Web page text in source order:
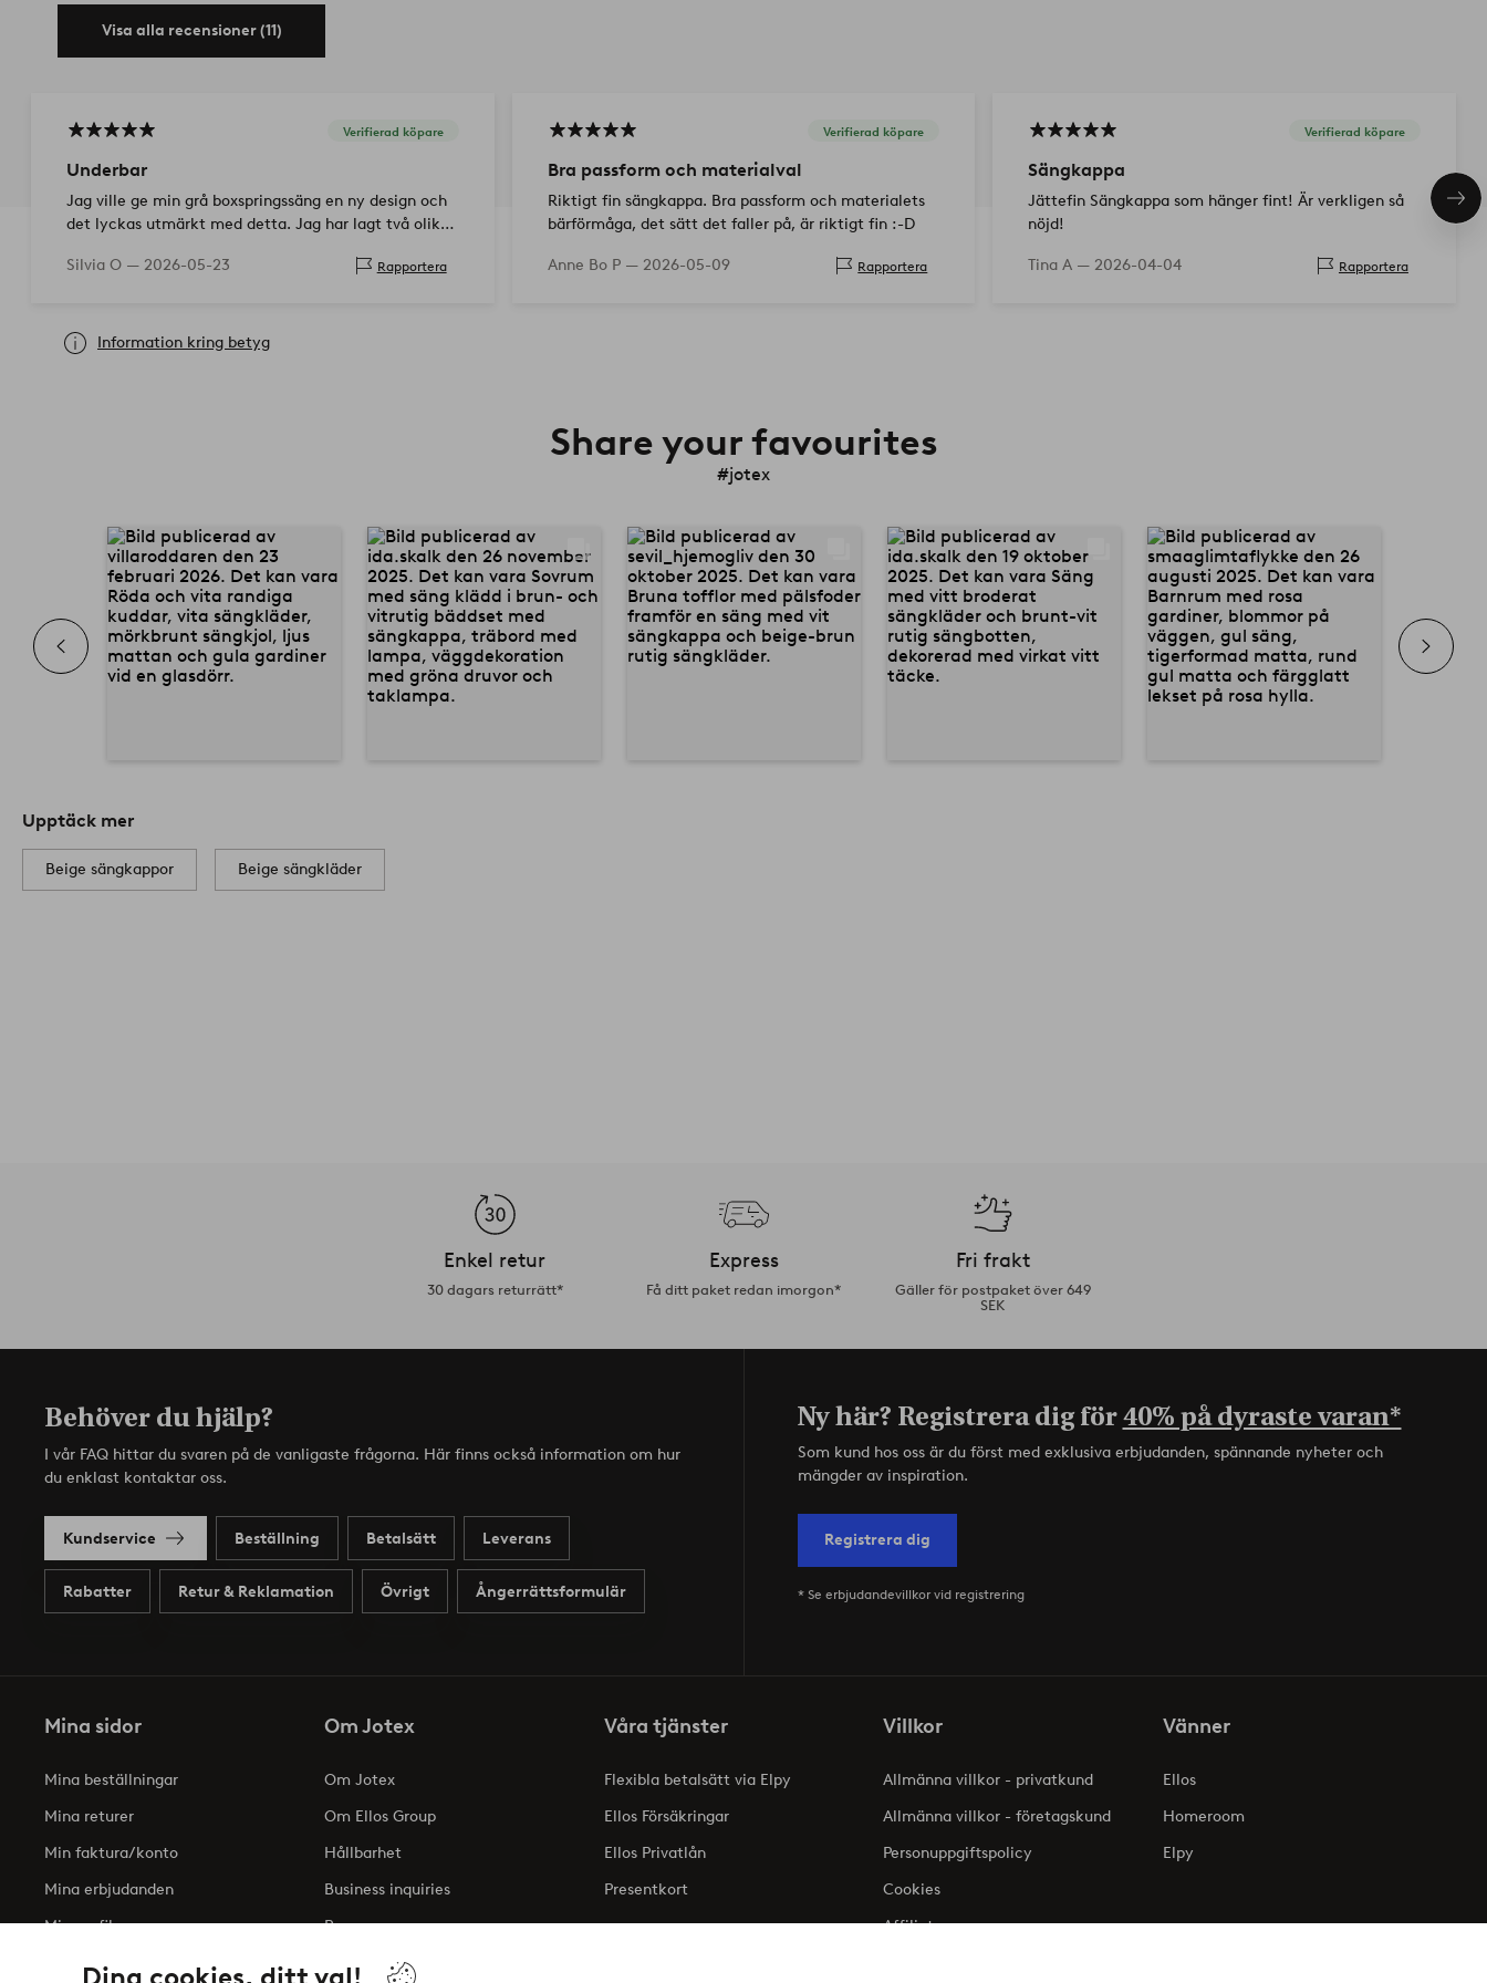
Dina cookies, ditt val!
Visa alla recensioner (11)
Verifierad köpare
Underbar
Jag ville ge min grå boxspringssäng en ny design och
det lyckas utmärkt med detta. Jag har lagt två olika
madrassen och stativet med motor, och det…
Silvia O — 2026-05-23 Rapportera
Verifierad köpare
Bra passform och materialval
Riktigt fin sängkappa. Bra passform och materialets
bärförmåga, det sätt det faller på, är riktigt fin :-D
Anne Bo P — 2026-05-09 Rapportera
Verifierad köpare
Sängkappa
Jättefin Sängkappa som hänger fint! Är verkligen så
nöjd!
Tina A — 2026-04-04 Rapportera
Information kring betyg
Share your favourites
#jotex
Upptäck mer
Beige sängkappor Beige sängkläder
Enkel retur
30 dagars returrätt*
Express
Få ditt paket redan imorgon*
Fri frakt
Gäller för postpaket över 649
SEK
Behöver du hjälp?
I vår FAQ hittar du svaren på de vanligaste frågorna. Här finns också information om hur
du enklast kontaktar oss.
Kundservice Beställning Betalsätt Leverans
Rabatter Retur & Reklamation Övrigt Ångerrättsformulär
Ny här? Registrera dig för40% på dyraste varan*
Som kund hos oss är du först med exklusiva erbjudanden, spännande nyheter och
mängder av inspiration.
Registrera dig
* Se erbjudandevillkor vid registrering
Mina sidor
Mina beställningar
Mina returer
Min faktura/konto
Mina erbjudanden
Min profil
Om Jotex
Om Jotex
Om Ellos Group
Hållbarhet
Business inquiries
Press
Tillgänglighetsredogörelse
Våra tjänster
Flexibla betalsätt via Elpy
Ellos Försäkringar
Ellos Privatlån
Presentkort
Villkor
Allmänna villkor - privatkund
Allmänna villkor - företagskund
Personuppgiftspolicy
Cookies
Affiliate
Vänner
Ellos
Homeroom
Elpy